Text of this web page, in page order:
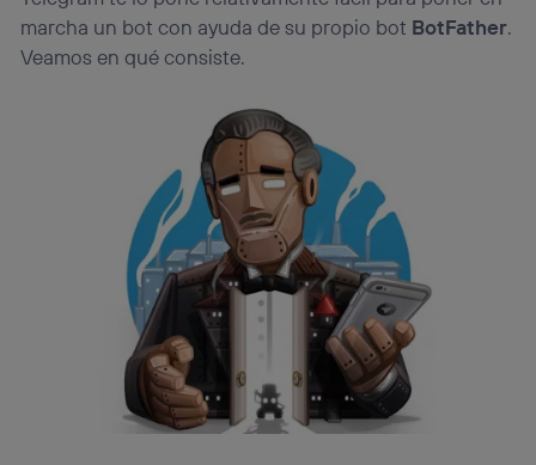
marcha un bot con ayuda de su propio bot BotFather.
Veamos en qué consiste.
lo que cualquier persona que conecte su dispositivo y
consienta el uso de la tecnología recibirá el mismo
identificador. Típicamente:
el marketing o análisis se realizará en función de las
actividades de navegación de los miembros del hogar
que hayan dado su consentimiento.
datos móviles , el marketing será más
personalizado, ya que se basará únicamente en la
navegación del usuario del móvil.
Puedes gestionar los consentimientos Utiq seleccionando
“Administrar Utiq” en la parte inferior de esta página web o
portal de privacidad de Utiq
(“consenthub”). Para más información, consulta
política de privacidad de Utiq .